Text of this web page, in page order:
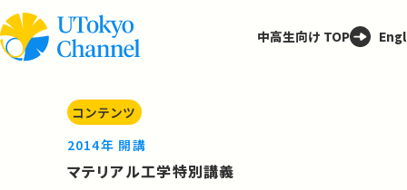
中高生向け TOP
コンテンツ
2014年 開講
マテリアル工学特別講義